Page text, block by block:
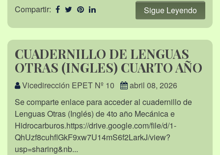
Compartir: Sigue Leyendo
CUADERNILLO DE LENGUAS
OTRAS (INGLES) CUARTO AÑO
Vicedirección EPET Nº 10
abril 08, 2026
Se comparte enlace para acceder al cuadernillo de
Lenguas Otras (Inglés) de 4to año Mecánica e
Hidrocarburos.https://drive.google.com/file/d/1-
QhUzf8cuhflGkF9xw7U14mS6f2LarkJ/view?
usp=sharing&nb...